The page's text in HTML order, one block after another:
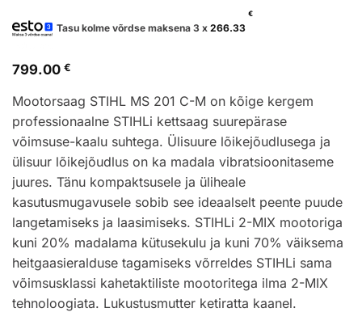
Tasu kolme võrdse maksena 3 x 266.33
€
799.00 €
Mootorsaag STIHL MS 201 C-M on kõige kergem
professionaalne STIHLi kettsaag suurepärase
võimsuse-kaalu suhtega. Ülisuure lõikejõudlusega ja
ülisuur lõikejõudlus on ka madala vibratsioonitaseme
juures. Tänu kompaktsusele ja üliheale
kasutusmugavusele sobib see ideaalselt peente puude
langetamiseks ja laasimiseks. STIHLi 2-MIX mootoriga
kuni 20% madalama kütusekulu ja kuni 70% väiksema
heitgaasieralduse tagamiseks võrreldes STIHLi sama
võimsusklassi kahetaktiliste mootoritega ilma 2-MIX
tehnoloogiata. Lukustusmutter ketiratta kaanel.